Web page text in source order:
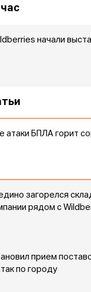
начали
атаки БПЛА горит
загорелся
рядом с
прием
по городу